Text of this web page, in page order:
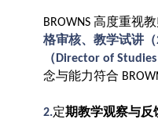
BROWNS 高度重视
格审核、教学试讲（
（ Director of Studies
念与能力符合
2.定期教学观察与反